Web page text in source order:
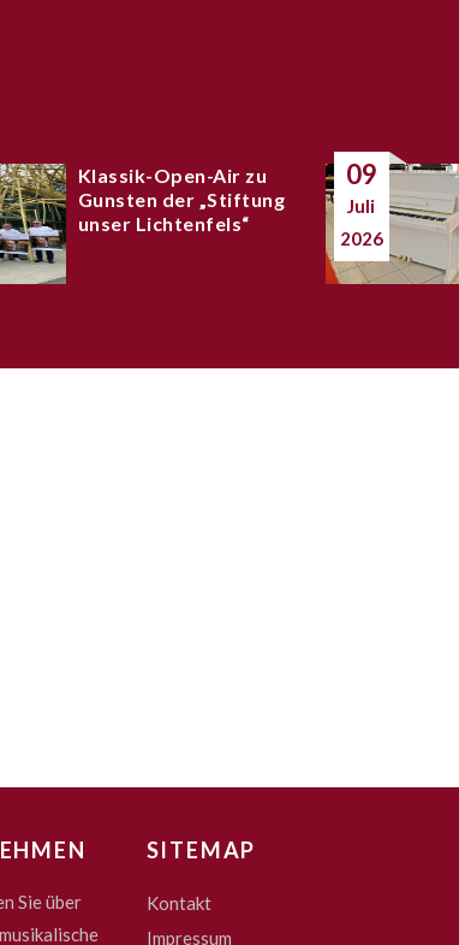
Klassik-Open-Air zu
Gunsten der „Stiftung
unser Lichtenfels“
09
Juli
2026
Sie über
SITEMAP
Kontakt
Impressum